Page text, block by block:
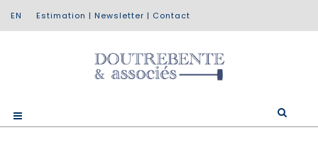
Estimation | Newsletter | Contact